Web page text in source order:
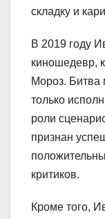
складку и
В 2019 году
киношедевр,
Мороз. Битва
только
роли
признан
критиков.
Кроме того,